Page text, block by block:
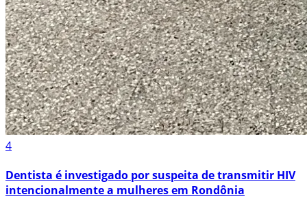
4
Dentista é investigado por suspeita de transmitir HIV
intencionalmente a mulheres em Rondônia